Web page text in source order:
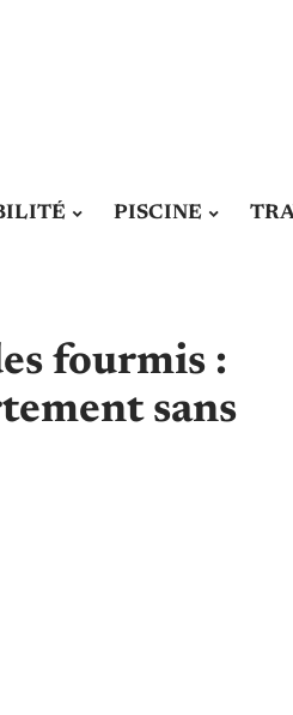
PISCINE
fourmis :
sans